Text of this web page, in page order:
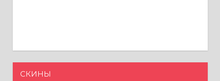
СКИНЫ